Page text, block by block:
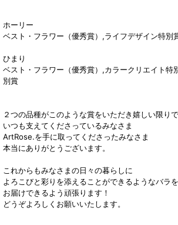
ホーリー
ベスト・フラワー（優秀賞）,ライフデザイン特別
ひまり
ベスト・フラワー（優秀賞）,カラークリエイト特
別賞
２つの品種がこのような賞をいただき嬉しい限りで
いつも支えてくださっているみなさま
ArtRose.を手に取ってくださったみなさま
本当にありがとうございます。
これからもみなさまの日々の暮らしに
よろこびと彩りを添えることができるようなバラ
お届けできるよう頑張ります！
どうぞよろしくお願いいたします。